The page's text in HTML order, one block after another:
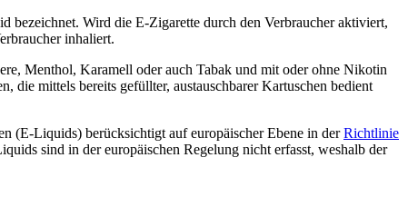
bezeichnet. Wird die E-Zigarette durch den Verbraucher aktiviert,
inhaliert.
Menthol, Karamell oder auch Tabak und mit oder ohne Nikotin
die mittels bereits gefüllter, austauschbarer Kartuschen bedient
(E-Liquids) berücksichtigt auf europäischer Ebene in derRichtlinie
sind in der europäischen Regelung nicht erfasst, weshalb der